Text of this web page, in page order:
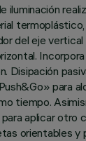
iluminación
del eje vertical
Disipación
para
tiempo.
aplicar otro
orientables y